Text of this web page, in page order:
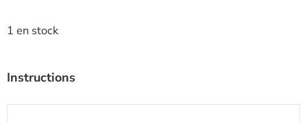
1 en stock
Instructions